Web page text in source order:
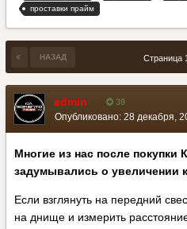
проставки прайм
НАЗАД Страница
admin 39
Опубликовано: 28 декабря,
Многие из нас после покупки
задумывались о увеличении
Если взглянуть на передний
на днище и измерить